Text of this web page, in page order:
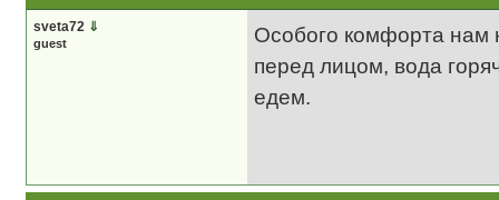
sveta72 ⇓
guest
Особого комфорта нам
перед лицом, вода
едем.